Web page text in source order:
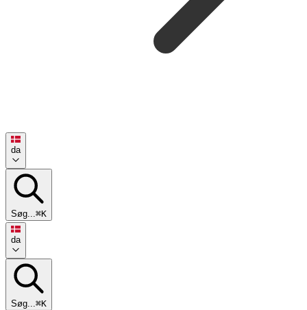
da
Søg...⌘K
da
Søg...⌘K